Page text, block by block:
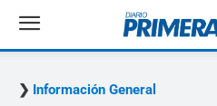
Información General